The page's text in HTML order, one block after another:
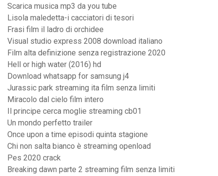
Scarica musica mp3 da you tube
Lisola maledetta-i cacciatori di tesori
Frasi film il ladro di orchidee
Visual studio express 2008 download italiano
Film alta definizione senza registrazione 2020
Hell or high water (2016) hd
Download whatsapp for samsung j4
Jurassic park streaming ita film senza limiti
Miracolo dal cielo film intero
Il principe cerca moglie streaming cb01
Un mondo perfetto trailer
Once upon a time episodi quinta stagione
Chi non salta bianco è streaming openload
Pes 2020 crack
Breaking dawn parte 2 streaming film senza limiti